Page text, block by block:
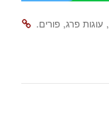
, עוגות פרג, פורים.